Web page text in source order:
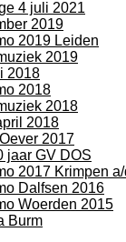
4 juli 2021
2019
2019 Leiden
2019
2018
2018
2018
2018
2017
jaar GV DOS
2017 Krimpen a/
Dalfsen 2016
Woerden 2015
Burm